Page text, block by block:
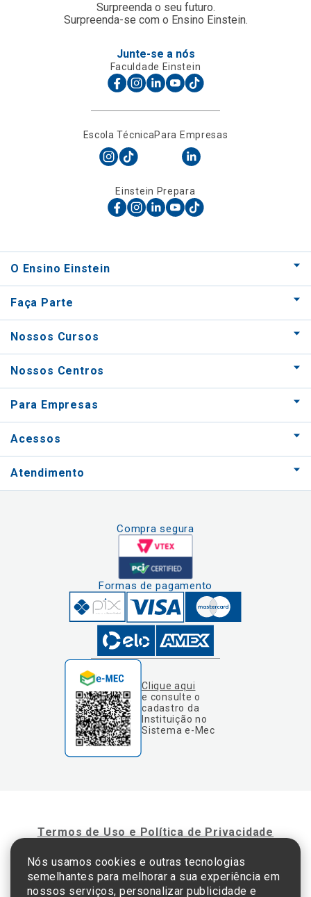
Surpreenda o seu futuro.
Surpreenda-se com o Ensino Einstein.
Junte-se a nós
Faculdade Einstein
Escola TécnicaPara Empresas
Einstein Prepara
O Ensino Einstein
Faça Parte
Nossos Cursos
Nossos Centros
Para Empresas
Acessos
Atendimento
Compra segura
Formas de pagamento
Clique aqui
e consulte o
cadastro da
Instituição no
Sistema e-Mec
Termos de Uso e Política de Privacidade
©2025 Einstein Hospital Israelita -TODOS OS DIREITOS RESERVADOS
Nós usamos cookies e outras tecnologias
semelhantes para melhorar a sua experiência em
nossos serviços, personalizar publicidade e